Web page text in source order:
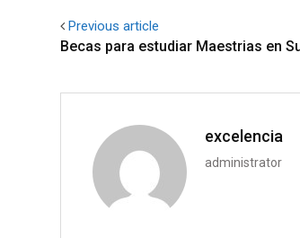
Previous article
Becas para estudiar Maestrias en
excelencia
administrator